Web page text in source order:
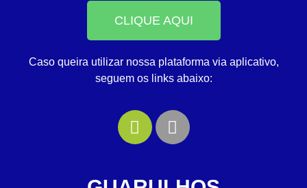
CLIQUE AQUI
Caso queira utilizar nossa plataforma via aplicativo,
seguem os links abaixo: